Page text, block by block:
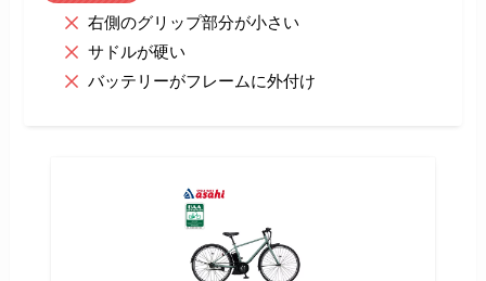
右側のグリップ部分が小さい
サドルが硬い
バッテリーがフレームに外付け